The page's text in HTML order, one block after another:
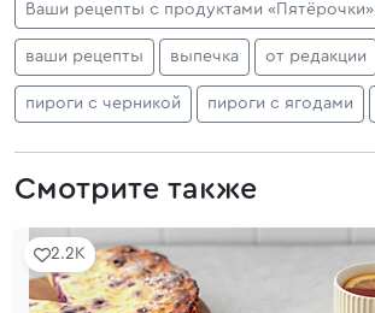
Ваши рецепты с продуктами «Пятёрочки»
ваши рецепты выпечка от редакции
пироги с черникой пироги с ягодами
Смотрите также
2.2K